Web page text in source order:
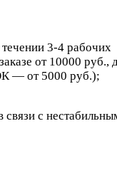
3-4 рабочих
от 10000 руб.,
— от 5000 руб.);
связи с